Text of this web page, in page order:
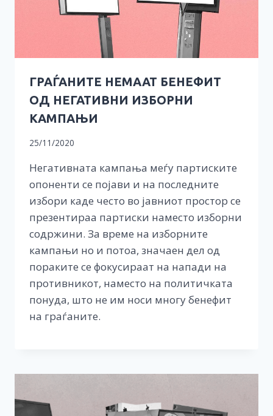
ГРАЃАНИТЕ НЕМААТ БЕНЕФИТ
ОД НЕГАТИВНИ ИЗБОРНИ
КАМПАЊИ
25/11/2020
Негативната кампања меѓу партиските
опоненти се појави и на последните
избори каде често во јавниот простор се
презентираа партиски наместо изборни
содржини. За време на изборните
кампањи но и потоа, значаен дел од
пораките се фокусираат на напади на
противникот, наместо на политичката
понуда, што не им носи многу бенефит
на граѓаните.